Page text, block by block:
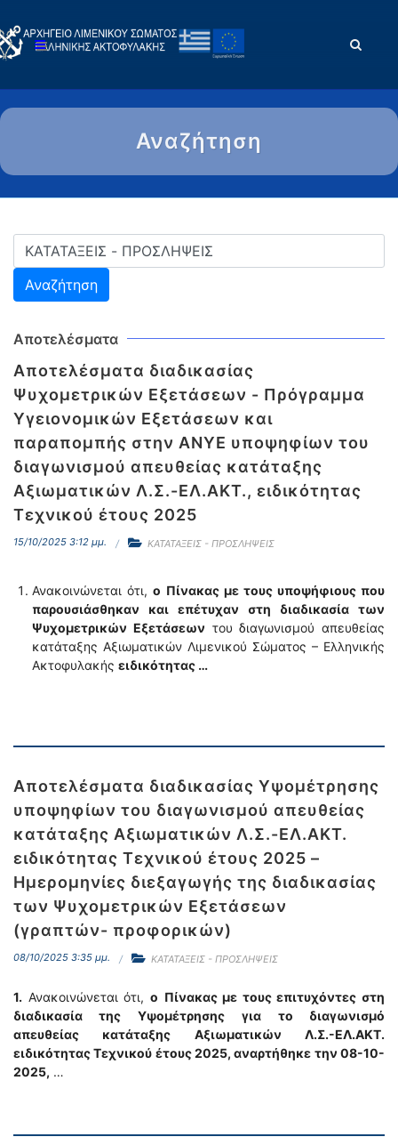
Αναζήτηση
Αποτελέσματα
Αποτελέσματα διαδικασίας
Ψυχομετρικών Εξετάσεων - Πρόγραμμα
Υγειονομικών Εξετάσεων και
παραπομπής στην ΑΝΥΕ υποψηφίων του
διαγωνισμού απευθείας κατάταξης
Αξιωματικών Λ.Σ.-ΕΛ.ΑΚΤ., ειδικότητας
Τεχνικού έτους 2025
15/10/2025 3:12 μμ. ΚΑΤΑΤΑΞΕΙΣ - ΠΡΟΣΛΗΨΕΙΣ
Ανακοινώνεται ότι, ο Πίνακας με τους υποψήφιους που
παρουσιάσθηκαν και επέτυχαν στη διαδικασία των
Ψυχομετρικών Εξετάσεων του διαγωνισμού απευθείας
κατάταξης Αξιωματικών Λιμενικού Σώματος – Ελληνικής
Ακτοφυλακής ειδικότητας …
Αποτελέσματα διαδικασίας Υψομέτρησης
υποψηφίων του διαγωνισμού απευθείας
κατάταξης Αξιωματικών Λ.Σ.-ΕΛ.ΑΚΤ.
ειδικότητας Τεχνικού έτους 2025 –
Ημερομηνίες διεξαγωγής της διαδικασίας
των Ψυχομετρικών Εξετάσεων
(γραπτών- προφορικών)
08/10/2025 3:35 μμ. ΚΑΤΑΤΑΞΕΙΣ - ΠΡΟΣΛΗΨΕΙΣ
1. Ανακοινώνεται ότι, o Πίνακας με τους επιτυχόντες στη
διαδικασία της Υψομέτρησης
για το διαγωνισμό
απευθείας κατάταξης Αξιωματικών Λ.Σ.-ΕΛ.ΑΚΤ.
ειδικότητας Τεχνικού έτους 2025, αναρτήθηκε την 08-10-
2025, …